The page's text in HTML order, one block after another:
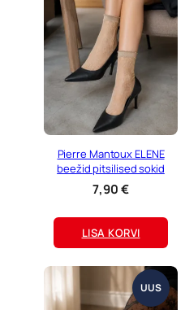
Pierre Mantoux ELENE
beežid pitsilised sokid
7,90€
LISA KORVI
UUS